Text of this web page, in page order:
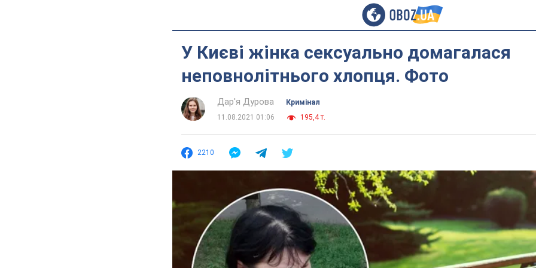
У Києві жінка сексуально домагалася
неповнолітнього хлопця. Фото
Дар'я Дурова
Кримінал
11.08.2021 01:06
195,4 т.
2210